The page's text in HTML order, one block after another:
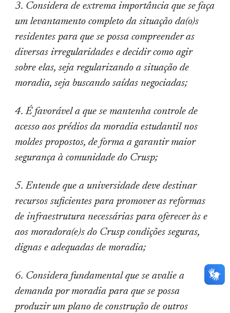
3. Considera de extrema importância que se faça
um levantamento completo da situação da(o)s
residentes para que se possa compreender as
diversas irregularidades e decidir como agir
sobre elas, seja regularizando a situação de
moradia, seja buscando saídas negociadas;
4. É favorável a que se mantenha controle de
acesso aos prédios da moradia estudantil nos
moldes propostos, de forma a garantir maior
segurança à comunidade do Crusp;
5. Entende que a universidade deve destinar
recursos suficientes para promover as reformas
de infraestrutura necessárias para oferecer às e
aos moradora(e)s do Crusp condições seguras,
dignas e adequadas de moradia;
6. Considera fundamental que se avalie a
demanda por moradia para que se possa
produzir um plano de construção de outros